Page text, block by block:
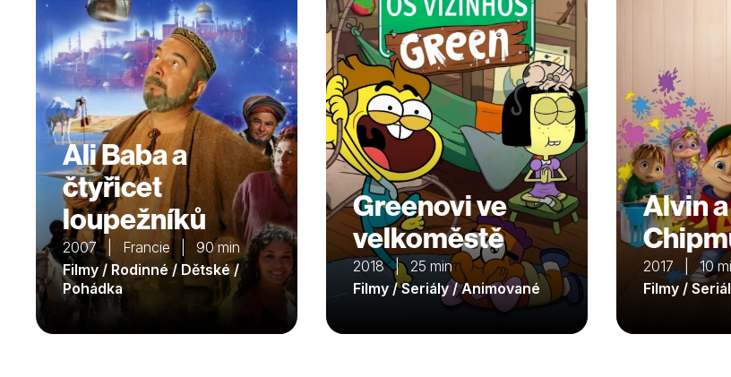
Ali Baba a
čtyřicet
loupežníků
2007 | Francie | 90 min
Filmy / Rodinné / Dětské /
Pohádka
Greenovi ve
velkoměstě
2018 | 25 min
Filmy / Seriály / Animované
Alvin a
2017 | 10
Filmy /